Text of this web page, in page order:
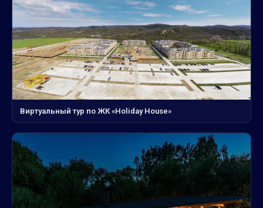
Виртуальный тур по ЖК «Holiday House»